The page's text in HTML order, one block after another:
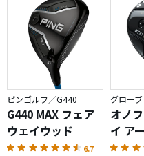
ピンゴルフ／G440
G440 MAX フェア
ウェイウッド
6.7
オノ
イ ア
AKA